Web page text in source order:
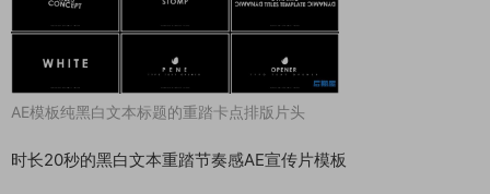
AE模板纯黑白文本标题的重踏卡点排版片头
时长20秒的黑白文本重踏节奏感AE宣传片模板